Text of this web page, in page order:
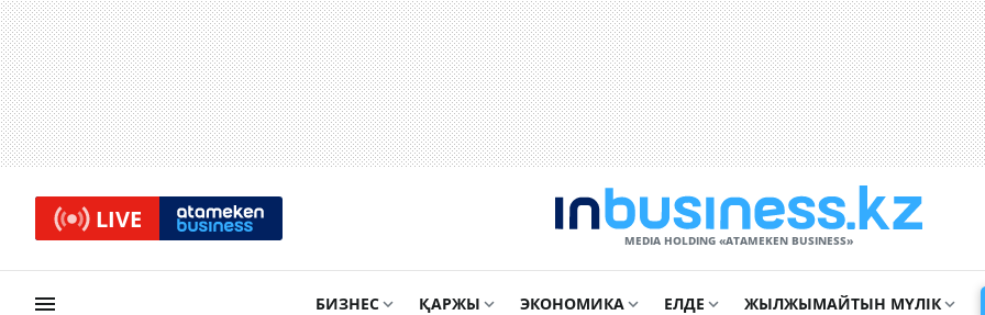
LIVE
MEDIA HOLDING «ATAMEKЕN BUSINESS»
БИЗНЕС ҚАРЖЫ ЭКОНОМИКА ЕЛДЕ ЖЫЛЖЫМАЙТЫН МҮЛІК